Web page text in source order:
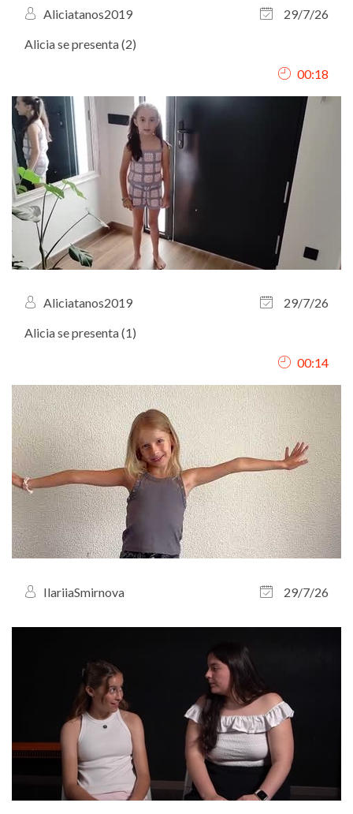
Aliciatanos2019
29/7/26
Alicia se presenta (2)
00:18
Aliciatanos2019
29/7/26
Alicia se presenta (1)
00:14
IlariiaSmirnova 29/7/26